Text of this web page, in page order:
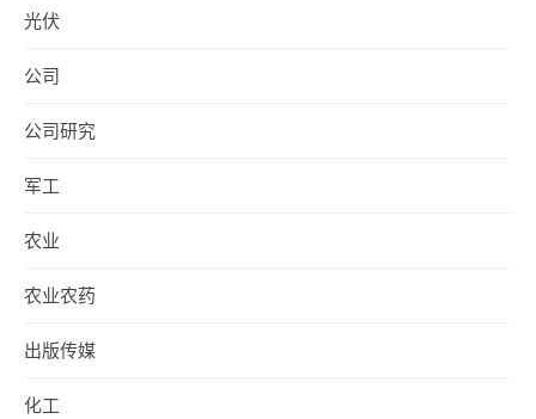
光伏
公司
公司研究
军工
农业
农业农药
出版传媒
化工